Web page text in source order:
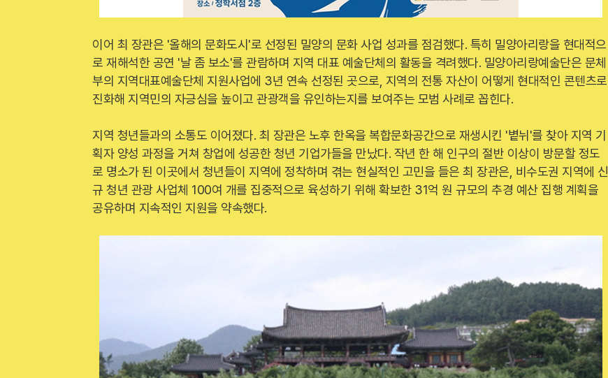
이어 최 장관은 '올해의 문화도시'로 선정된 밀양의 문화 사업 성과를 점검했다. 특히 밀양아리랑을 현대적으
로 재해석한 공연 '날 좀 보소'를 관람하며 지역 대표 예술단체의 활동을 격려했다. 밀양아리랑예술단은 문체
부의 지역대표예술단체 지원사업에 3년 연속 선정된 곳으로, 지역의 전통 자산이 어떻게 현대적인 콘텐츠로
진화해 지역민의 자긍심을 높이고 관광객을 유인하는지를 보여주는 모범 사례로 꼽힌다.
지역 청년들과의 소통도 이어졌다. 최 장관은 노후 한옥을 복합문화공간으로 재생시킨 '볕뉘'를 찾아 지역 기
획자 양성 과정을 거쳐 창업에 성공한 청년 기업가들을 만났다. 작년 한 해 인구의 절반 이상이 방문할 정도
로 명소가 된 이곳에서 청년들이 지역에 정착하며 겪는 현실적인 고민을 들은 최 장관은, 비수도권 지역에 신
규 청년 관광 사업체 100여 개를 집중적으로 육성하기 위해 확보한 31억 원 규모의 추경 예산 집행 계획을
공유하며 지속적인 지원을 약속했다.